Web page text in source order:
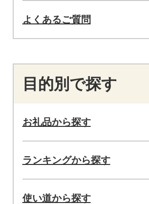
よくあるご質問
目的別で探す
お礼品から探す
ランキングから探す
使い道から探す